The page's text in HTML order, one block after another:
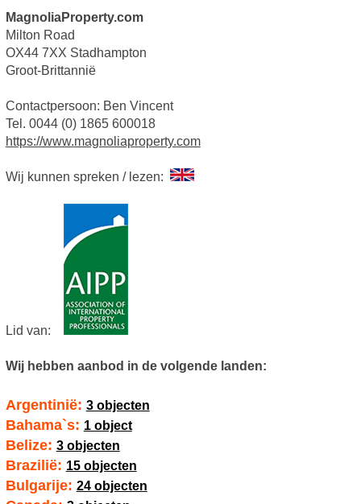
MagnoliaProperty.com
Milton Road
OX44 7XX Stadhampton
Groot-Brittannië
Contactpersoon: Ben Vincent
Tel. 0044 (0) 1865 600018
https://www.magnoliaproperty.com
Wij kunnen spreken / lezen:
Lid van:
Wij hebben aanbod in de volgende landen:
Argentinië: 3 objecten
Bahama`s: 1 object
Belize: 3 objecten
Brazilië: 15 objecten
Bulgarije: 24 objecten